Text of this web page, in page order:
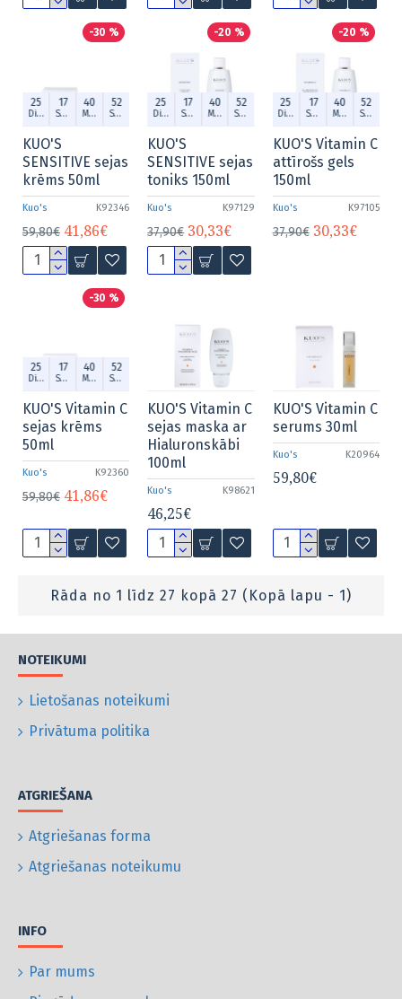
-30 %
25
Dien.
17
Stund.
40
Min.
52
Sek.
Kuo's K92346
KUO'S
SENSITIVE sejas
krēms 50ml
59,80€ 41,86€
-20 %
25
Dien.
17
Stund.
40
Min.
52
Sek.
Kuo's K97129
KUO'S
SENSITIVE sejas
toniks 150ml
37,90€ 30,33€
-20 %
25
Dien.
17
Stund.
40
Min.
52
Sek.
Kuo's K97105
KUO'S Vitamin C
attīrošs gels
150ml
37,90€ 30,33€
-30 %
25
Dien.
17
Stund.
40
Min.
52
Sek.
Kuo's K92360
KUO'S Vitamin C
sejas krēms
50ml
59,80€ 41,86€ Kuo's K98621
KUO'S Vitamin C
sejas maska ar
Hialuronskābi
100ml
46,25€
Kuo's K20964
KUO'S Vitamin C
serums 30ml
59,80€
Rāda no 1 līdz 27 kopā 27 (Kopā lapu - 1)
NOTEIKUMI
Lietošanas noteikumi
Privātuma politika
ATGRIEŠANA
Atgriešanas forma
Atgriešanas noteikumu
INFO
Par mums